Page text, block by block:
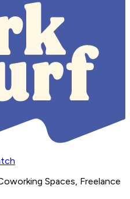
Spaces, Freelance